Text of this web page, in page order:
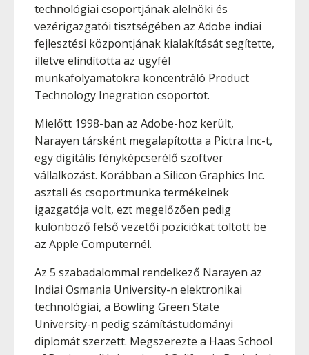
technológiai csoportjának alelnöki és
vezérigazgatói tisztségében az Adobe indiai
fejlesztési központjának kialakítását segítette,
illetve elindította az ügyfél
munkafolyamatokra koncentráló Product
Technology Inegration csoportot.
Mielőtt 1998-ban az Adobe-hoz került,
Narayen társként megalapította a Pictra Inc-t,
egy digitális fényképcserélő szoftver
vállalkozást. Korábban a Silicon Graphics Inc.
asztali és csoportmunka termékeinek
igazgatója volt, ezt megelőzően pedig
különböző felső vezetői pozíciókat töltött be
az Apple Computernél.
Az 5 szabadalommal rendelkező Narayen az
Indiai Osmania University-n elektronikai
technológiai, a Bowling Green State
University-n pedig számítástudományi
diplomát szerzett. Megszerezte a Haas School